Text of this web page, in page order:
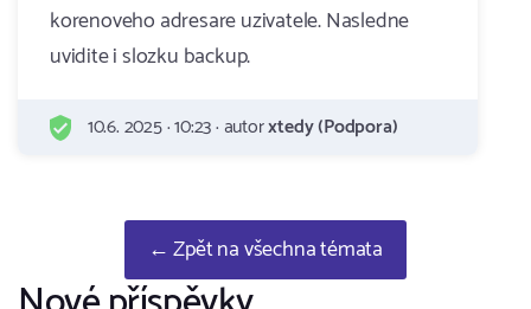
korenoveho adresare uzivatele. Nasledne
uvidite i slozku backup.
10.6. 2025 · 10:23 · autorxtedy (Podpora)
← Zpět na všechna témata